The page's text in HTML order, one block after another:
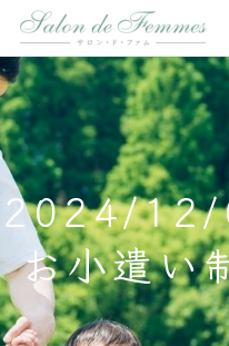
2024/12/
お小遣い